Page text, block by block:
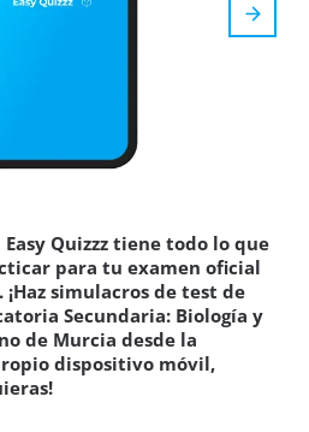
Quizzz tiene todo lo que
para tu examen oficial
simulacros de test de
Secundaria: Biología y
de Murcia desde la
dispositivo móvil,